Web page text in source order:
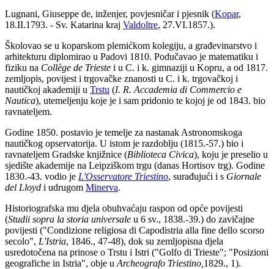
Lugnani, Giuseppe de, inženjer, povjesničar i pjesnik (Kopar,
18.II.1793. - Sv. Katarina kraj Valdoltre, 27.VI.1857.).
Školovao se u koparskom plemićkom kolegiju, a građevinarstvo i
arhitekturu diplomirao u Padovi 1810. Podučavao je matematiku i
fiziku na Collège de Trieste i u C. i k. gimnaziji u Kopru, a od 1817.
zemljopis, povijest i trgovačke znanosti u C. i k. trgovačkoj i
nautičkoj akademiji u Trstu (I. R. Accademia di Commercio e
Nautica), utemeljenju koje je i sam pridonio te kojoj je od 1843. bio
ravnateljem.
Godine 1850. postavio je temelje za nastanak Astronomskoga
nautičkog opservatorija. U istom je razdoblju (1815.-57.) bio i
ravnateljem Gradske knjižnice (Biblioteca Civica), koju je preselio u
sjedište akademije na Leipziškom trgu (danas Hortisov trg). Godine
1830.-43. vodio je L'Osservatore Triestino, surađujući i s Giornale
del Lloyd i udrugom Minerva.
Historiografska mu djela obuhvaćaju raspon od opće povijesti
(Studii sopra la storia universale u 6 sv., 1838.-39.) do zavičajne
povijesti ("Condizione religiosa di Capodistria alla fine dello scorso
secolo", L'Istria, 1846., 47-48), dok su zemljopisna djela
usredotočena na prinose o Trstu i Istri ("Golfo di Trieste"; "Posizioni
geografiche in Istria", obje u Archeografo Triestino, 1829., 1).